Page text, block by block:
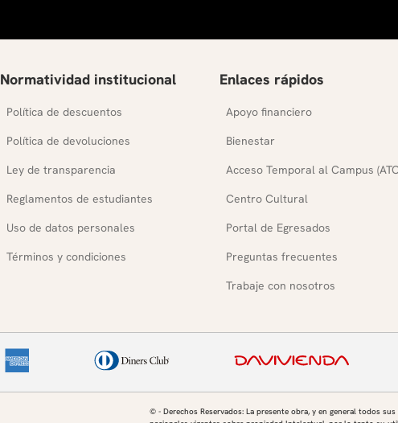
Normatividad institucional
Política de descuentos
Política de devoluciones
Ley de transparencia
Reglamentos de estudiantes
Uso de datos personales
Términos y condiciones
Enlaces rápidos
Apoyo financiero
Bienestar
Acceso Temporal al Campus
Centro Cultural
Portal de Egresados
Preguntas frecuentes
Trabaje con nosotros
© - Derechos Reservados: La presente obra, y en general todos